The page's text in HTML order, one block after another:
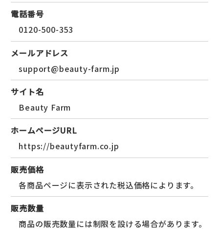
電話番号
0120-500-353
メールアドレス
support@beauty-farm.jp
サイト名
Beauty Farm
ホームページURL
https://beautyfarm.co.jp
販売価格
各商品ページに表示された税込価格によります。
販売数量
商品の販売数量には制限を設ける場合があります。